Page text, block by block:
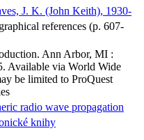
J. K. (John Keith), 1930-
references (p. 607-
Ann Arbor, MI :
Available via World Wide
be limited to ProQuest
radio wave propagation
knihy